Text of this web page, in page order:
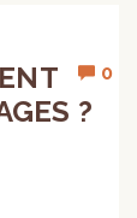
0
?